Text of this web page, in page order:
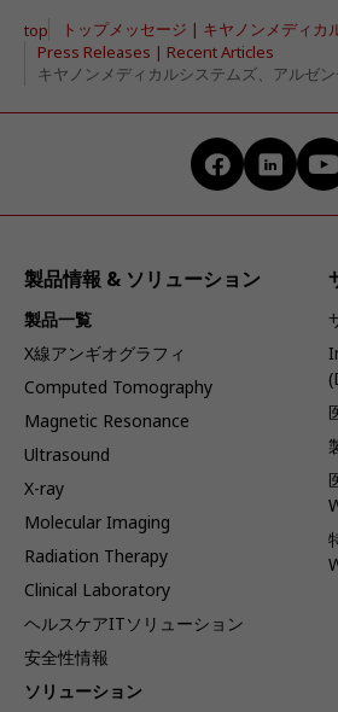
top
トップメッセージ | キヤノンメディカ
Press Releases | Recent Articles
製品情報 & ソリューション
製品一覧
X線アンギオグラフィ
Computed Tomography
Magnetic Resonance
Ultrasound
X-ray
Molecular Imaging
Radiation Therapy
Clinical Laboratory
ヘルスケアITソリューション
安全性情報
ソリューション